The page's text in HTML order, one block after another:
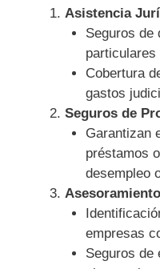
Asistencia
Seguros de
Cobertura
gastos
Seguros de
Garantizan
préstamos
desempleo
empresas
Seguros de